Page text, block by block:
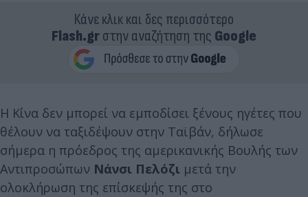
Κάνε κλικ και δες περισσότερο
Flash.grστην αναζήτηση της Google
Η Κίνα δεν μπορεί να εμποδίσει ξένους ηγέτες που
θέλουν να ταξιδέψουν στην Ταϊβάν, δήλωσε
σήμερα η πρόεδρος της αμερικανικής Βουλής των
Αντιπροσώπων Νάνσι Πελόζι μετά την
ολοκλήρωση της επίσκεψής της στο